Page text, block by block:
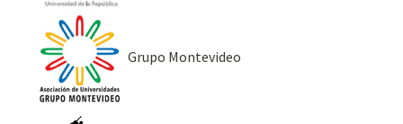
Grupo Montevideo